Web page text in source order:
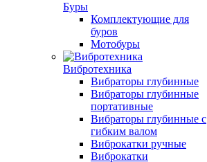
Буры
Комплектующие для
буров
Мотобуры
Вибротехника
Вибраторы глубинные
Вибраторы глубинные
портативные
Вибраторы глубинные с
гибким валом
Виброкатки ручные
Виброкатки